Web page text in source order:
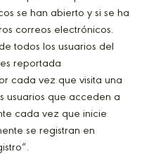
se han abierto y si se ha
correos electrónicos.
todos los usuarios del
reportada
cada vez que visita una
usuarios que acceden a
cada vez que inicie
se registran en